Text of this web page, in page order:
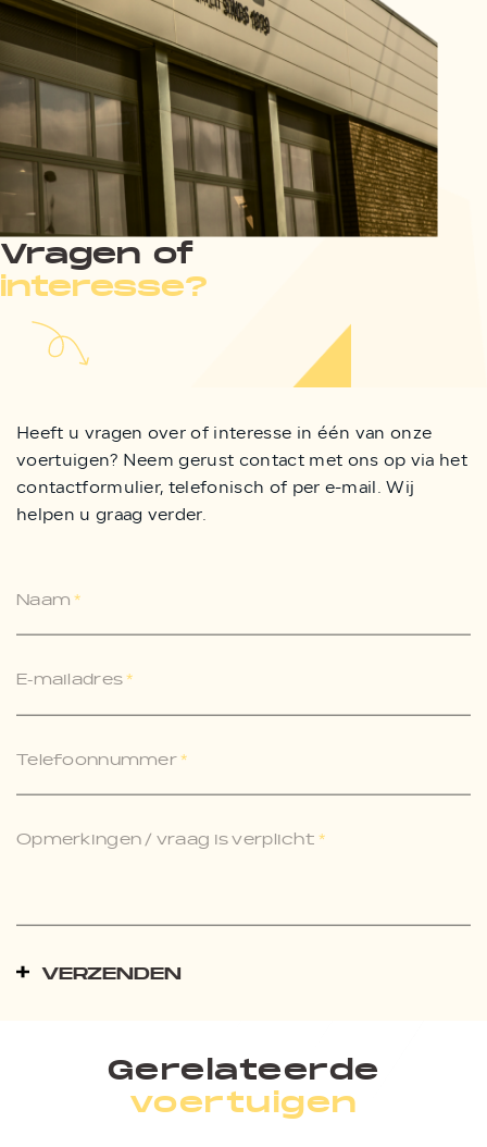
Vragen of
interesse?
Heeft u vragen over of interesse in één van onze
voertuigen? Neem gerust contact met ons op via het
contactformulier, telefonisch of per e-mail. Wij
helpen u graag verder.
Naam*
E-mailadres*
Telefoonnummer*
Opmerkingen / vraag is verplicht*
VERZENDEN
Gerelateerde
voertuigen